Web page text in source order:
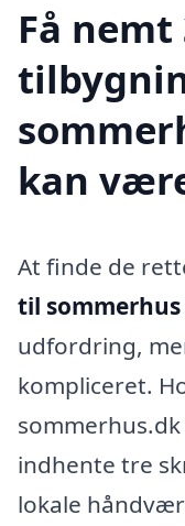
Få
kan
At finde de
til sommerhus
udfordring,
kompliceret.
indhente tre
lokale